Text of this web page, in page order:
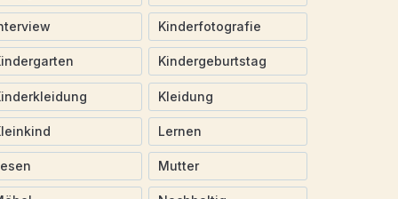
Kinderfotografie
Kindergeburtstag
Kleidung
Lernen
Mutter